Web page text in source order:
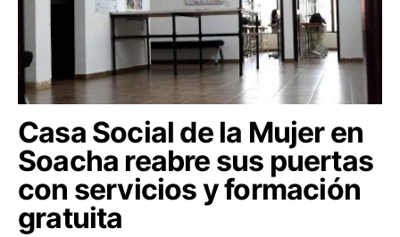
Casa Social de la Mujer en
Soacha reabre sus puertas
con servicios y formación
gratuita